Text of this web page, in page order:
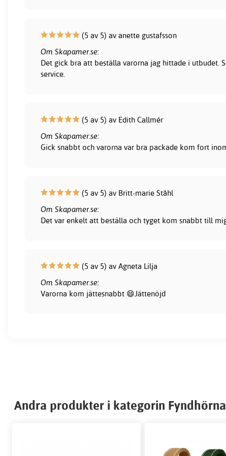
(5 av 5) av anette gustafsson
Om Skapamer.se:
Det gick bra att beställa varorna jag hittade i utbudet.
service.
(5 av 5) av Edith Callmér
Om Skapamer.se:
Gick snabbt och varorna var bra packade kom fort
(5 av 5) av Britt-marie Ståhl
Om Skapamer.se:
Det var enkelt att beställa och tyget kom snabbt till
(5 av 5) av Agneta Lilja
Om Skapamer.se:
Varorna kom jättesnabbt 😄Jättenöjd
Andra produkter i kategorin Fyndhörna